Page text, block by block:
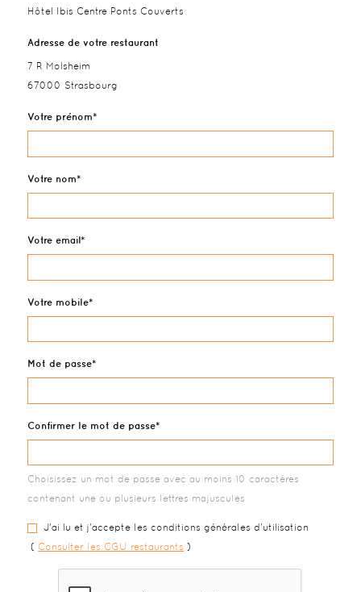
Hôtel Ibis Centre Ponts Couverts
Adresse de votre restaurant
7 R Molsheim
67000 Strasbourg
Votre prénom
Votre nom
Votre email
Votre mobile
Mot de passe
Confirmer le mot de passe
Choisissez un mot de passe avec au moins 10 caractères
contenant une ou plusieurs lettres majuscules
J'ai lu et j'accepte les conditions générales d'utilisation
( Consulter les CGU restaurants )